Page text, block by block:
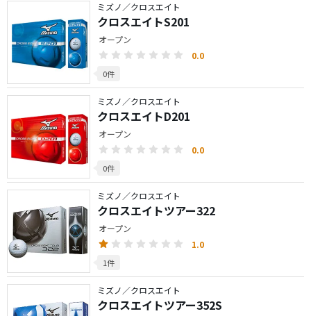
ミズノ／クロスエイト
クロスエイトS201
オープン
0.0
0件
ミズノ／クロスエイト
クロスエイトD201
オープン
0.0
0件
ミズノ／クロスエイト
クロスエイトツアー322
オープン
1.0
1件
ミズノ／クロスエイト
クロスエイトツアー352S